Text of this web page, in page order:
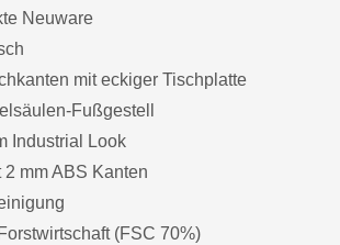
Neuware
mit eckiger Tischplatte
Fußgestell
Industrial Look
mm ABS Kanten
(FSC 70%)